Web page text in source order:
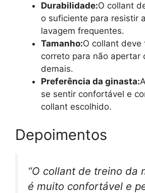
Durabilidade:O collant
o suficiente para resistir
lavagem frequentes.
Tamanho:O collant deve
correto para não apertar
demais.
Preferência da ginasta:
se sentir confortável e
collant escolhido.
Depoimentos
“O collant de treino da
é muito confortável e